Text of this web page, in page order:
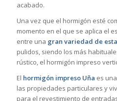
acabado.
Una vez que el hormigón esté
momento en el que se aplica el
entre una gran variedad de
pulidos, siendo los más
rústico, el hormigón impreso
El hormigón impreso Uña es
las propiedades particulares y
para el revestimiento de